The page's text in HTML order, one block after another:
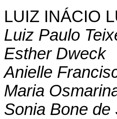
LUIZ INÁCIO
Luiz Paulo
Esther Dweck
Anielle
Maria
Sonia Bone